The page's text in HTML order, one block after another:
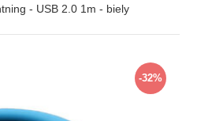
- USB 2.0 1m - biely
-32%